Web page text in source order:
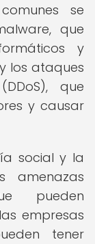
se
que
y
los ataques
que
y causar
social y la
amenazas
pueden
empresas
tener